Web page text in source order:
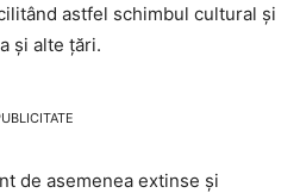
astfel schimbul cultural și
și alte țări.
de asemenea extinse și